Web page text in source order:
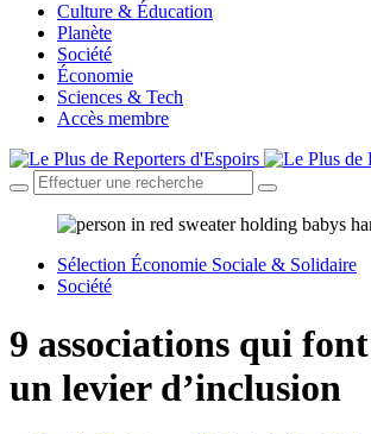
Culture & Éducation
Planète
Société
Économie
Sciences & Tech
Accès membre
Sélection Économie Sociale & Solidaire
Société
9 associations qui
un levier d’inclusion